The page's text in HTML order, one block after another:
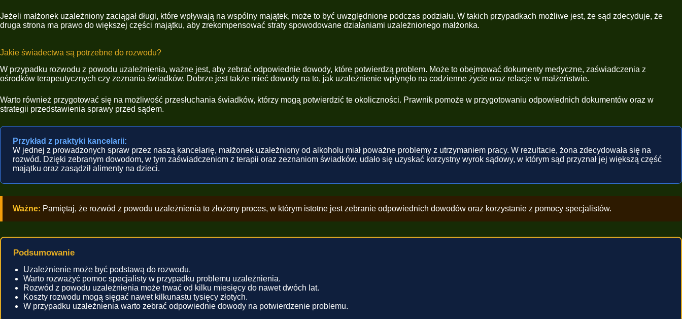
Jeżeli małżonek uzależniony zaciągał długi, które wpływają na wspólny majątek, może to być uwzględnione podczas podziału. W takich przypadkach możliwe jest, że sąd zdecyduje, że
druga strona ma prawo do większej części majątku, aby zrekompensować straty spowodowane działaniami uzależnionego małżonka.
Jakie świadectwa są potrzebne do rozwodu?
W przypadku rozwodu z powodu uzależnienia, ważne jest, aby zebrać odpowiednie dowody, które potwierdzą problem. Może to obejmować dokumenty medyczne, zaświadczenia z
ośrodków terapeutycznych czy zeznania świadków. Dobrze jest także mieć dowody na to, jak uzależnienie wpłynęło na codzienne życie oraz relacje w małżeństwie.
Warto również przygotować się na możliwość przesłuchania świadków, którzy mogą potwierdzić te okoliczności. Prawnik pomoże w przygotowaniu odpowiednich dokumentów oraz w
strategii przedstawienia sprawy przed sądem.
Przykład z praktyki kancelarii:
W jednej z prowadzonych spraw przez naszą kancelarię, małżonek uzależniony od alkoholu miał poważne problemy z utrzymaniem pracy. W rezultacie, żona zdecydowała się na
rozwód. Dzięki zebranym dowodom, w tym zaświadczeniom z terapii oraz zeznaniom świadków, udało się uzyskać korzystny wyrok sądowy, w którym sąd przyznał jej większą część
majątku oraz zasądził alimenty na dzieci.
Ważne: Pamiętaj, że rozwód z powodu uzależnienia to złożony proces, w którym istotne jest zebranie odpowiednich dowodów oraz korzystanie z pomocy specjalistów.
Podsumowanie
Uzależnienie może być podstawą do rozwodu.
Warto rozważyć pomoc specjalisty w przypadku problemu uzależnienia.
Rozwód z powodu uzależnienia może trwać od kilku miesięcy do nawet dwóch lat.
Koszty rozwodu mogą sięgać nawet kilkunastu tysięcy złotych.
W przypadku uzależnienia warto zebrać odpowiednie dowody na potwierdzenie problemu.